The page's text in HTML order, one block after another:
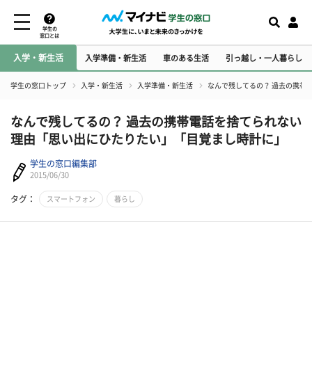
学生の
窓口とは
入学・新生活 入学準備・新生活 車のある生活 引っ越し・一人暮らし
学生の窓口トップ 入学・新生活 入学準備・新生活 なんで残してるの？ 過去の携帯
​なんで残してるの？ 過去の携帯電話を捨てられない
理由「思い出にひたりたい」「目覚まし時計に」
学生の窓口編集部
2015/06/30
タグ： スマートフォン 暮らし